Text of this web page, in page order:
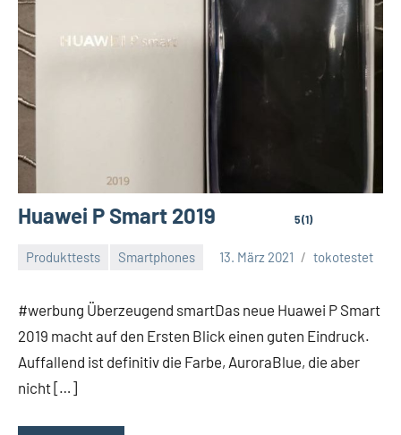
Huawei P Smart 2019 5 (1)
Produkttests Smartphones 13. März 2021 tokotestet
#werbung Überzeugend smartDas neue Huawei P Smart
2019 macht auf den Ersten Blick einen guten Eindruck.
Auffallend ist definitiv die Farbe, AuroraBlue, die aber
nicht […]